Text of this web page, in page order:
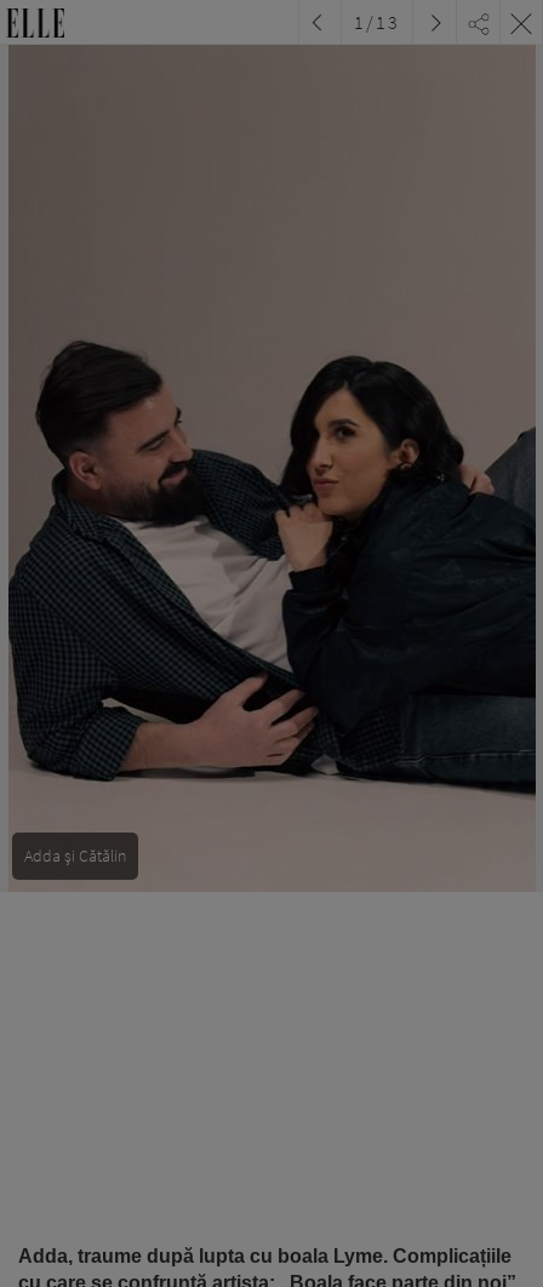
Adda și Cătălin
Adda, traume după lupta cu boala Lyme. Complicațiile
cu care se confruntă artista: „Boala face parte din noi”
1 /13